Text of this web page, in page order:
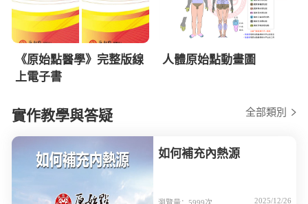
《原始點醫學》完整版線
上電子書
人體原始點動畫圖
實作教學與答疑 全部類別
如何補充內熱源
2025/12/26